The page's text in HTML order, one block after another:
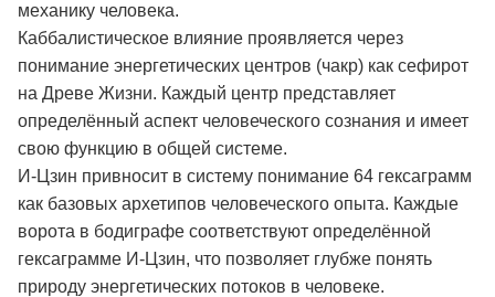
механику человека.
Каббалистическое влияние проявляется через
понимание энергетических центров (чакр) как сефирот
на Древе Жизни. Каждый центр представляет
определённый аспект человеческого сознания и имеет
свою функцию в общей системе.
И-Цзин привносит в систему понимание 64 гексаграмм
как базовых архетипов человеческого опыта. Каждые
ворота в бодиграфе соответствуют определённой
гексаграмме И-Цзин, что позволяет глубже понять
природу энергетических потоков в человеке.